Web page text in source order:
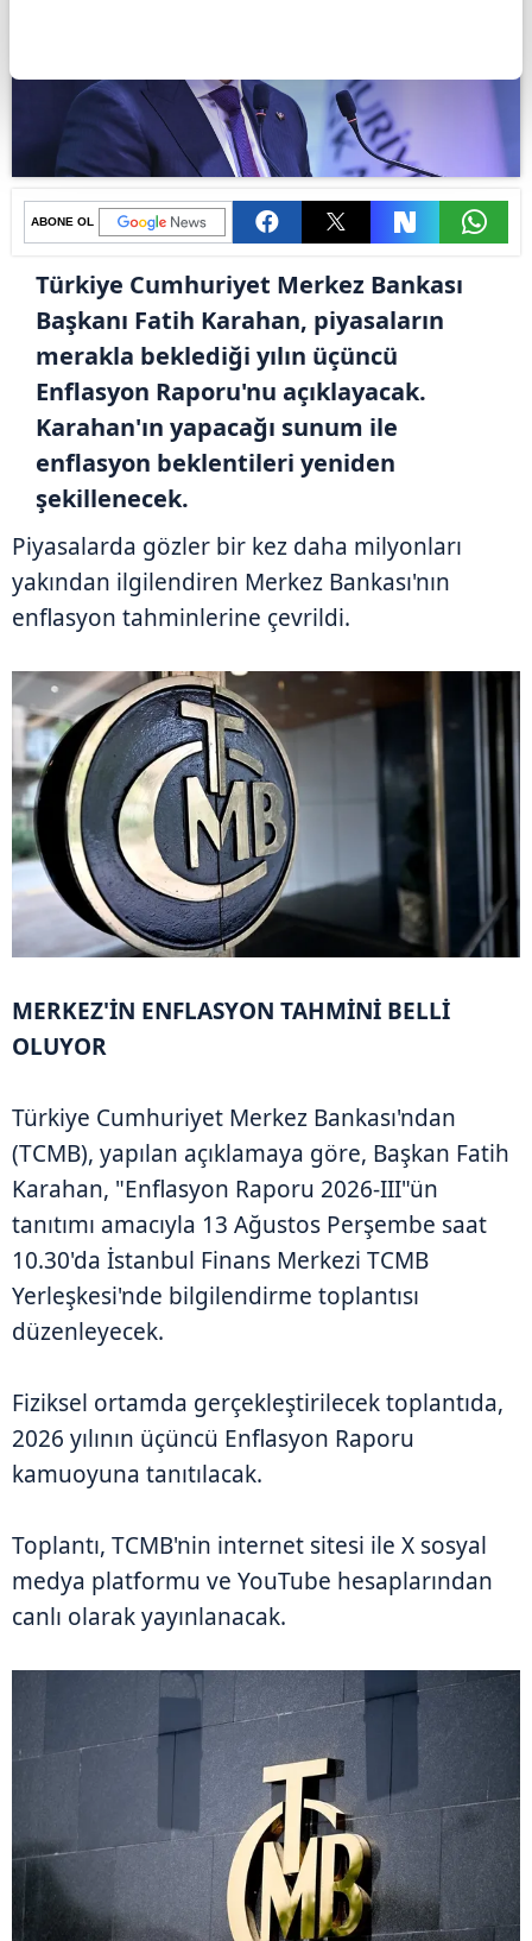
ABONE OL
Türkiye Cumhuriyet Merkez Bankası
Başkanı Fatih Karahan, piyasaların
merakla beklediği yılın üçüncü
Enflasyon Raporu'nu açıklayacak.
Karahan'ın yapacağı sunum ile
enflasyon beklentileri yeniden
şekillenecek.
Piyasalarda gözler bir kez daha milyonları
yakından ilgilendiren Merkez Bankası'nın
enflasyon tahminlerine çevrildi.
MERKEZ'İN ENFLASYON TAHMİNİ BELLİ
OLUYOR
Türkiye Cumhuriyet Merkez Bankası'ndan
(TCMB), yapılan açıklamaya göre, Başkan Fatih
Karahan, "Enflasyon Raporu 2026-III"ün
tanıtımı amacıyla 13 Ağustos Perşembe saat
10.30'da İstanbul Finans Merkezi TCMB
Yerleşkesi'nde bilgilendirme toplantısı
düzenleyecek.
Fiziksel ortamda gerçekleştirilecek toplantıda,
2026 yılının üçüncü Enflasyon Raporu
kamuoyuna tanıtılacak.
Toplantı, TCMB'nin internet sitesi ile X sosyal
medya platformu ve YouTube hesaplarından
canlı olarak yayınlanacak.